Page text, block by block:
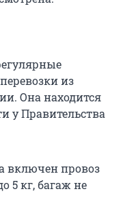
из
Она находится
у Правительства
включен провоз
5 кг, багаж не